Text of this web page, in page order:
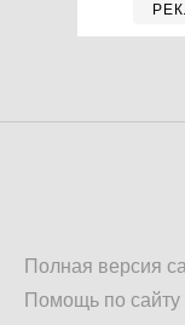
Полная версия
Помощь по сайту